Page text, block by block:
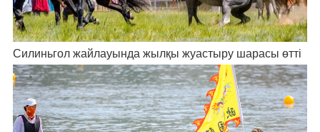
Силиньгол жайлауында жылқы жуастыру шарасы өтті